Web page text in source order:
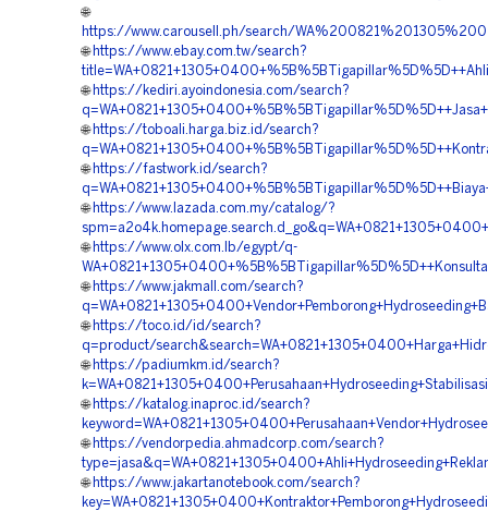
🌐
https://www.carousell.ph/search/
🌐 https://www.ebay.com.tw/search?
🌐 https://kediri.ayoindonesia.com/search?
🌐 https://toboali.harga.biz.id/search?
🌐 https://fastwork.id/search?
🌐 https://www.lazada.com.my/catalog/?
🌐 https://www.olx.com.lb/egypt/q-
🌐 https://www.jakmall.com/search?
🌐 https://toco.id/id/search?
q=product/
🌐 https://padiumkm.id/search?
🌐 https://katalog.inaproc.id/search?
🌐 https://vendorpedia.ahmadcorp.com/search?
🌐 https://www.jakartanotebook.com/search?